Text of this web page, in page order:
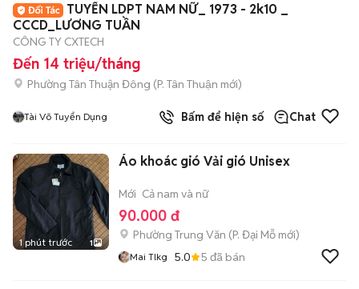
TUYỂN LDPT NAM NỮ_ 1973 - 2k10 _
CCCD_LƯƠNG TUẦN
CÔNG TY CXTECH
Đến 14 triệu/tháng
Phường Tân Thuận Đông (P. Tân Thuận mới)
Tài Võ Tuyển Dụng Bấm để hiện số Chat
1 phút trước 1
Áo khoác gió Vải gió Unisex
Mới Cả nam và nữ
90.000 đ
Phường Trung Văn (P. Đại Mỗ mới)
Mai Tlkg 5.0 5 đã bán